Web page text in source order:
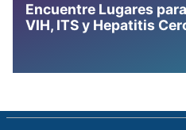
Encuentre Lugares
VIH, ITS y Hepatitis